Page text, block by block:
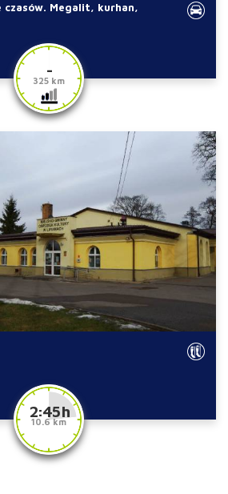
czasów. Megalit, kurhan,
-
325 km
2:45 h
10.6 km